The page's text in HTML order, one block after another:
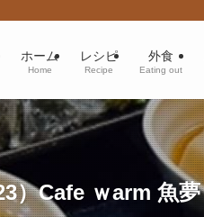
ホーム
Home
レシピ
Recipe
外食
Eating out
）Cafe ｗarm 魚夢